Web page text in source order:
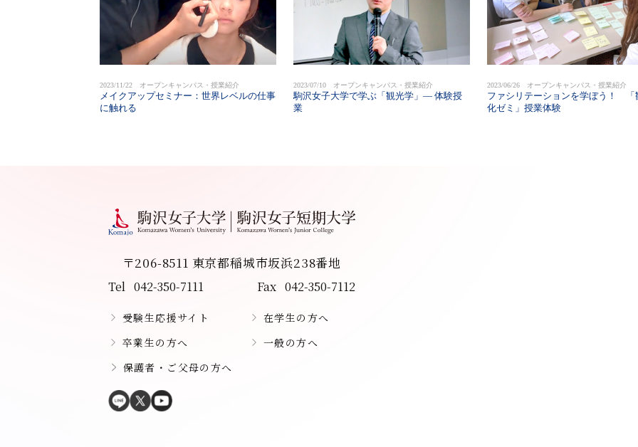
2023/11/22 オープンキャンパス・授業紹介
メイクアップセミナー：世界レベルの仕事
に触れる
2023/07/10 オープンキャンパス・授業紹介
駒沢女子大学で学ぶ「観光学」― 体験授
業
2023/06/26 オープンキャンパス・授業紹介
ファシリテーションを学ぼう！ 「
化ゼミ」授業体験
〒206-8511 東京都稲城市坂浜238番地
Tel 042-350-7111 Fax 042-350-7112
受験生応援サイト
在学生の方へ
卒業生の方へ
一般の方へ
保護者・ご父母の方へ